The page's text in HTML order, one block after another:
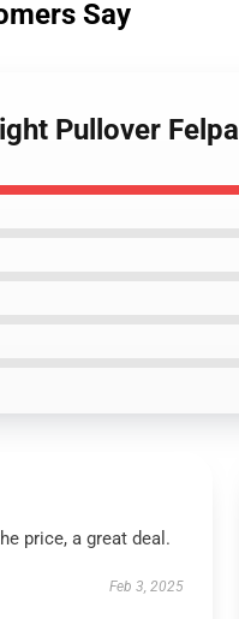
Say
Pullover Felpa
price, a great deal.
Feb 3, 2025